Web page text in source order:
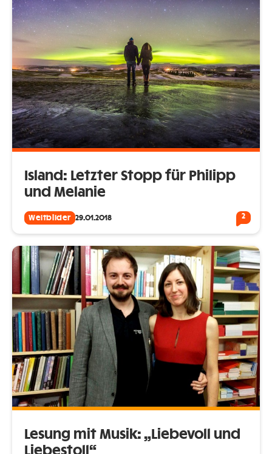
Island: Letzter Stopp für Philipp
und Melanie
Weltbilder 29.01.2018 2
Lesung mit Musik: „Liebevoll und
Liebestoll“